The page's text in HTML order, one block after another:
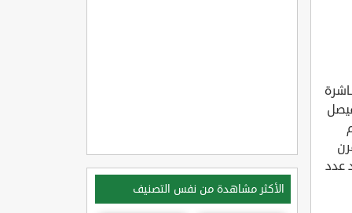
عدد
الأكثر مشاهدة من نفس التصنيف